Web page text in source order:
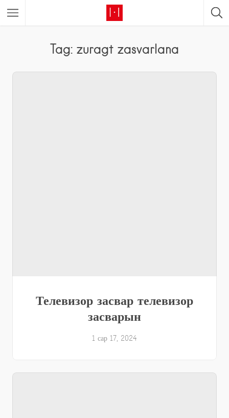
Tag: zuragt zasvarlana
Телевизор засвар телевизор
засварын
1 сар 17, 2024